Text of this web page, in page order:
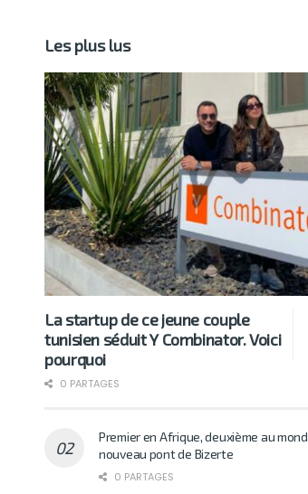
Les plus lus
La startup de ce jeune couple
tunisien séduit Y Combinator. Voici
pourquoi
0 PARTAGES
Premier en Afrique, deuxième au
nouveau pont de Bizerte
0 PARTAGES